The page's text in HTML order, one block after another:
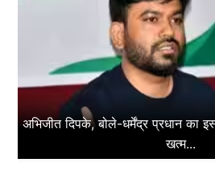
अभिजीत दिपके, बोले-धर्मेंद्र प्रधान का
खत्म...